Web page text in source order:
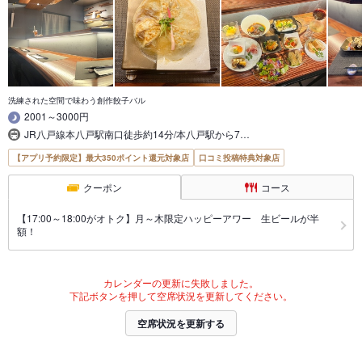
洗練された空間で味わう創作餃子バル
2001～3000円
JR八戸線本八戸駅南口徒歩約14分/本八戸駅から7…
【アプリ予約限定】最大350ポイント還元対象店 口コミ投稿特典対象店
クーポン コース
【17:00～18:00がオトク】月～木限定ハッピーアワー 生ビールが半
額！
カレンダーの更新に失敗しました。
下記ボタンを押して空席状況を更新してください。
空席状況を更新する